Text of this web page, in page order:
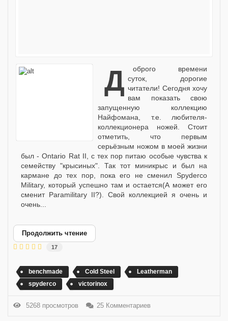
Доброго времени суток, дорогие
читатели! Сегодня хочу
вам показать свою
запущенную коллекцию
Найфомана, т.е. любителя-
коллекционера ножей. Стоит
отметить, что первым
серьёзным ножом в моей жизни
был - Ontario Rat II, с тех пор питаю особые чувства к
семейству "крысиных". Так тот миникрыс и был на
кармане до тех пор, пока его не сменил Spyderco
Military, который успешно там и остается(А может его
сменит Paramilitary II?). Свой коллекцией я очень и
очень...
Продолжить чтение
17
benchmade Cold Steel
Leatherman
spyderco
victorinox
5268 просмотров 25 Комментариев